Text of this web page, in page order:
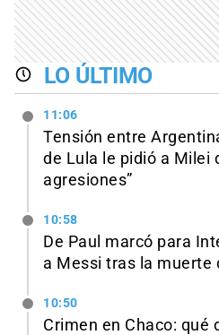
LO ÚLTIMO
11:06
Tensión entre
de Lula le pidió a Milei
agresiones”
10:58
De Paul marcó para
a Messi tras la muerte
10:50
Crimen en Chaco: qué